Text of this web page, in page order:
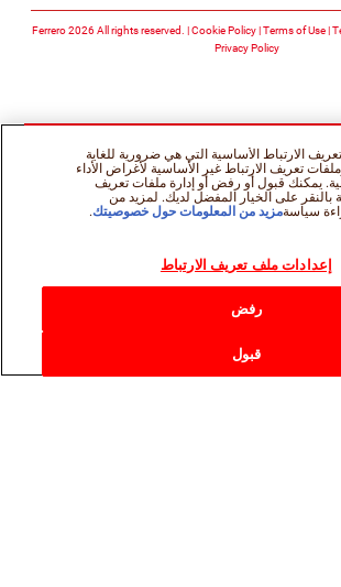
Cookie Policy Terms of Use
Privacy Policy
الارتباط الأساسية التي هي ضرورية للغاية
تعريف الارتباط غير الأساسية لأغراض الأداء
يمكنك قبول أو رفض أو إدارة ملفات تعريف
بالنقر على الخيار المفضل لديك. لمزيد من
سياسةمزيد من المعلومات حول خصوصيتك.
إعدادات ملف تعريف الارتباط
رفض
قبول